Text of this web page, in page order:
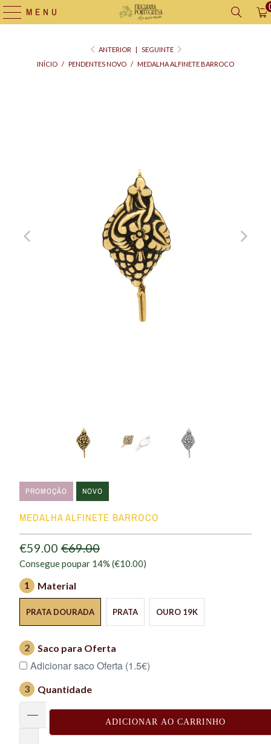
MENU
ANTERIOR |
SEGUINTE
INÍCIO / PENDENTES NOVO / MEDALHA ALFINETE BARROCO
PROMOÇÃO NOVO
MEDALHA ALFINETE BARROCO
€59.00 €69.00
Consegue poupar 14% (€10.00)
1 Material
PRATA DOURADA PRATA OURO 19K
2 Saco para Oferta
Adicionar saco Oferta (1.5€)
3 Quantidade
ADICIONAR AO CARRINHO